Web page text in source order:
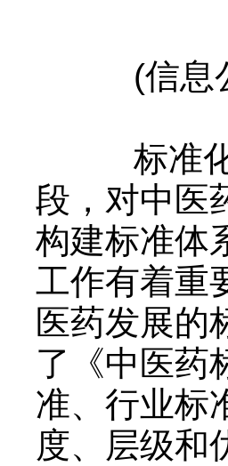
(信息公
标准化
段，对中医
构建标准体
工作有着重
医药发展的
了《中医药
准、行业标
度、层级和